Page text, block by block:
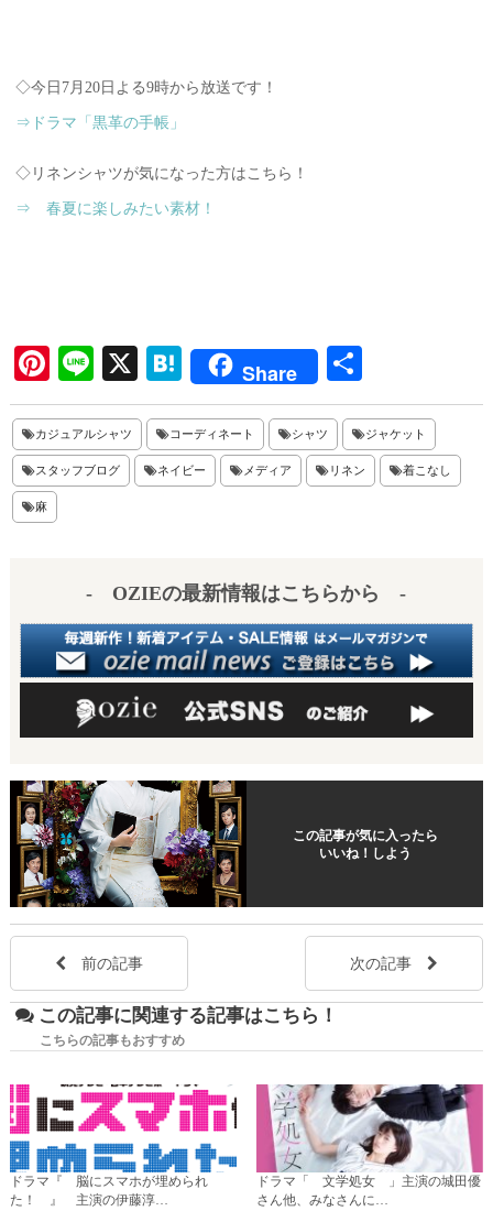
◇今日7月20日よる9時から放送です！
⇒ドラマ「黒革の手帳」
◇リネンシャツが気になった方はこちら！
⇒ 春夏に楽しみたい素材！
Pi
nt
er
es
t
Li
ne
X
H
at
en
a
Share
有
カジュアルシャツ コーディネート シャツ ジャケット
スタッフブログ ネイビー メディア リネン 着こなし
麻
- OZIEの最新情報はこちらから -
この記事が気に入ったら
いいね！しよう
前の記事 次の記事
この記事に関連する記事はこちら！
こちらの記事もおすすめ
ドラマ『 脳にスマホが埋められ
た！ 』 主演の伊藤淳…
ドラマ「 文学処女 」主演の城田優
さん他、みなさんに…